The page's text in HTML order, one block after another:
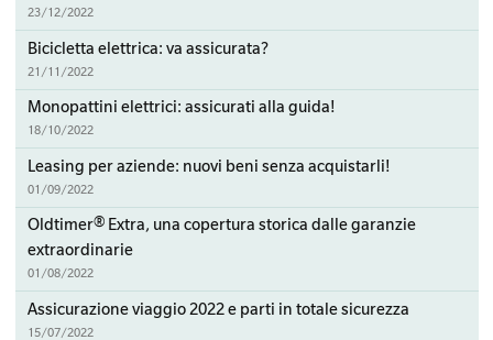
23/12/2022
Bicicletta elettrica: va assicurata?
21/11/2022
Monopattini elettrici: assicurati alla guida!
18/10/2022
Leasing per aziende: nuovi beni senza acquistarli!
01/09/2022
Oldtimer® Extra, una copertura storica dalle garanzie
extraordinarie
01/08/2022
Assicurazione viaggio 2022 e parti in totale sicurezza
15/07/2022